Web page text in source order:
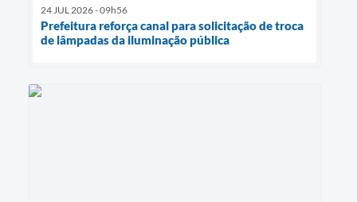
24 JUL 2026 - 09h56
Prefeitura reforça canal para solicitação de troca
de lâmpadas da iluminação pública